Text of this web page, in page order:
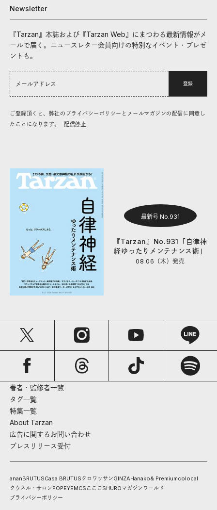
Newsletter
『Tarzan』本誌および『Tarzan Web』にまつわる最新情報がメ
ールで届く。ニュースレター会員向けの特別なイベント・プレゼ
ントも。
登録
ご登録頂くと、弊社のプライバシーポリシーとメールマガジンの配信に同意し
たことになります。
配信停止
最新号 No.931
『Tarzan』No.931「自律神
経ゆったりメンテナンス術」
08.06（木）発売
著者・監修者一覧
タグ一覧
特集一覧
About Tarzan
広告に関するお問い合わせ
プレスリリース受付
ananBRUTUSCasa BRUTUS クロワッサンGINZAHanako& Premiumcolocal
クウネル・サロンPOPEYEMCS こここ SHUROマガジンワールド
プライバシーポリシー